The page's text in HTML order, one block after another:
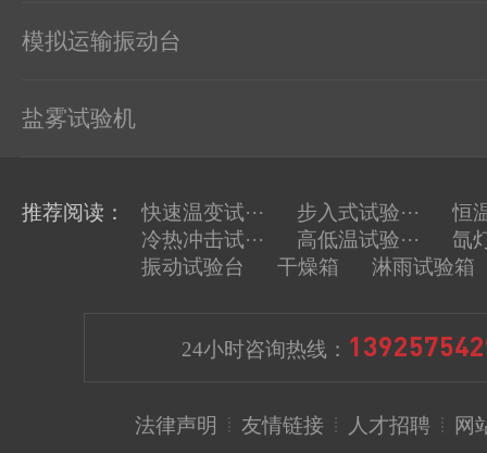
模拟运输振动台
盐雾试验机
推荐阅读： 快速温变试··· 步入式试验···
恒
冷热冲击试···
高低温试验···
氙
振动试验台
干燥箱 淋雨试验箱
24小时咨询热线：
法律声明 友情链接 人才招聘
网